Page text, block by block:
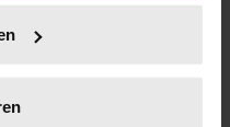
(fingerprinting)
in het